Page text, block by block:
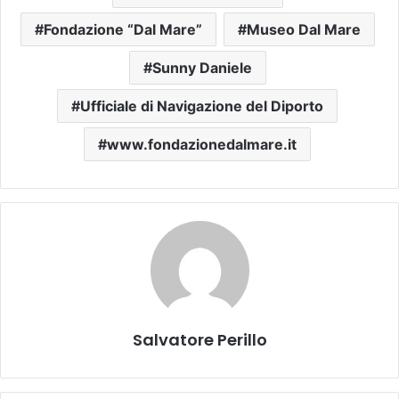
Fondazione “Dal Mare” Museo Dal Mare
Sunny Daniele
Ufficiale di Navigazione del Diporto
www.fondazionedalmare.it
Salvatore Perillo